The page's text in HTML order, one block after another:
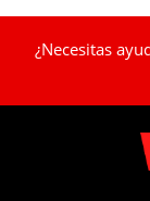
¿Necesitas